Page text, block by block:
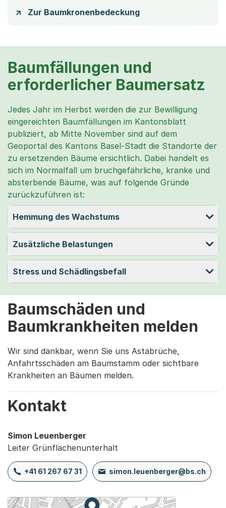
Zur Baumkronenbedeckung
Baumfällungen und
erforderlicher Baumersatz
Jedes Jahr im Herbst werden die zur Bewilligung
eingereichten Baumfällungen im Kantonsblatt
publiziert, ab Mitte November sind auf dem
Geoportal des Kantons Basel-Stadt die Standorte der
zu ersetzenden Bäume ersichtlich. Dabei handelt es
sich im Normalfall um bruchgefährliche, kranke und
absterbende Bäume, was auf folgende Gründe
zurückzuführen ist:
Hemmung des Wachstums
Zusätzliche Belastungen
Stress und Schädlingsbefall
Baumschäden und
Baumkrankheiten melden
Wir sind dankbar, wenn Sie uns Astabrüche,
Anfahrtsschäden am Baumstamm oder sichtbare
Krankheiten an Bäumen melden.
Kontakt
Simon Leuenberger
Leiter Grünflächenunterhalt
+41 61 267 67 31 simon.leuenberger@bs.ch